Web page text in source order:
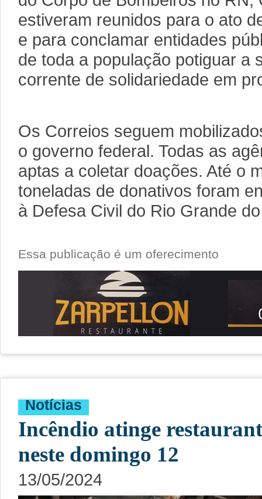
estiveram reunidos para o ato
e para conclamar entidades
de toda a população potiguar a
corrente de solidariedade em
Os Correios seguem
o governo federal. Todas as
aptas a coletar doações. Até o
toneladas de donativos foram
à Defesa Civil do Rio Grande
Essa publicação é um oferecimento
Notícias
Incêndio atinge
neste domingo 12
13/05/2024